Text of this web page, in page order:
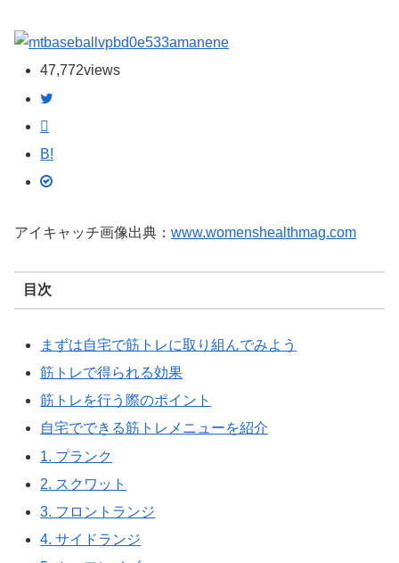
manene
47,772views
B!
アイキャッチ画像出典： www.womenshealthmag.com
目次
まずは自宅で筋トレに取り組んでみよう
筋トレで得られる効果
筋トレを行う際のポイント
自宅でできる筋トレメニューを紹介
1. プランク
2. スクワット
3. フロントランジ
4. サイドランジ